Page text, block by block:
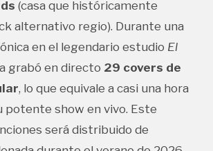
(casa que históricamente
alternativo regio). Durante una
en el legendario estudio El
grabó en directo 29 covers de
, lo que equivale a casi una hora
potente show en vivo. Este
será distribuido de